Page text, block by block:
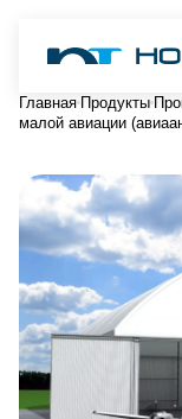
Главная Продукты
малой авиации